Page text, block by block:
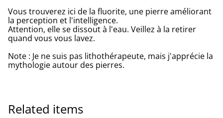
Vous trouverez ici de la fluorite, une pierre améliorant
la perception et l'intelligence.
Attention, elle se dissout à l'eau. Veillez à la retirer
quand vous vous lavez.
Note : Je ne suis pas lithothérapeute, mais j'apprécie la
mythologie autour des pierres.
Related items